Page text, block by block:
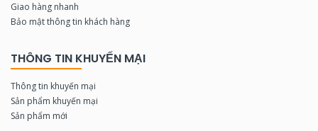
Giao hàng nhanh
Bảo mật thông tin khách hàng
THÔNG TIN KHUYẾN MẠI
Thông tin khuyến mại
Sản phẩm khuyến mại
Sản phẩm mới